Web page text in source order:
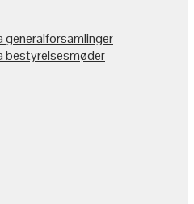
generalforsamlinger
bestyrelsesmøder